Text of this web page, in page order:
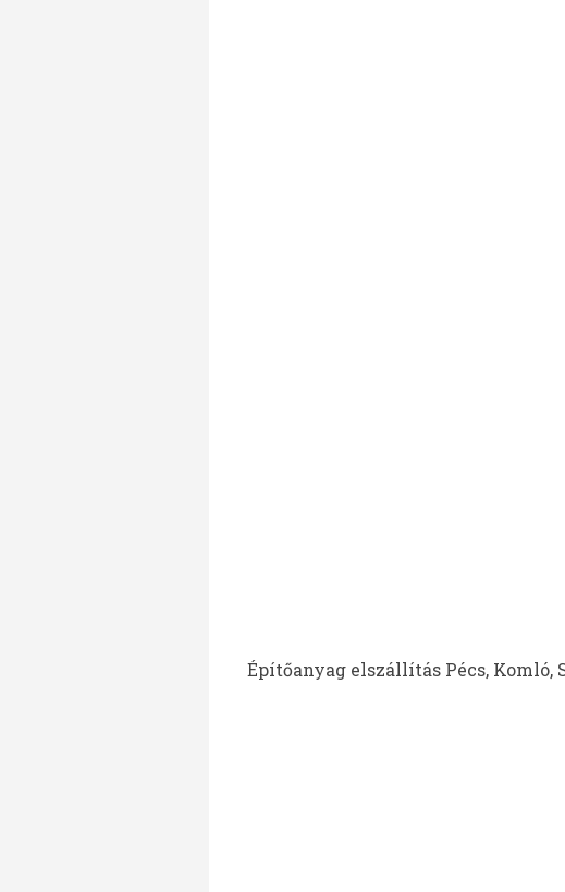
Építőanyag elszállítás Pécs, Komló,